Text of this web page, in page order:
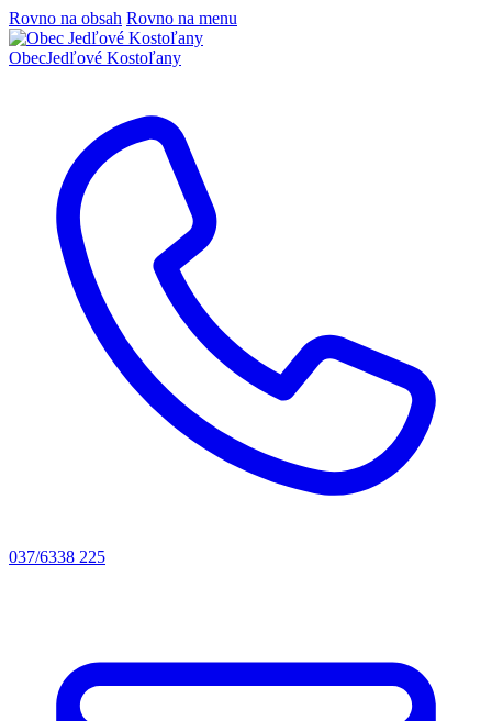
Rovno na obsah Rovno na menu
ObecJedľové Kostoľany
037/6338 225